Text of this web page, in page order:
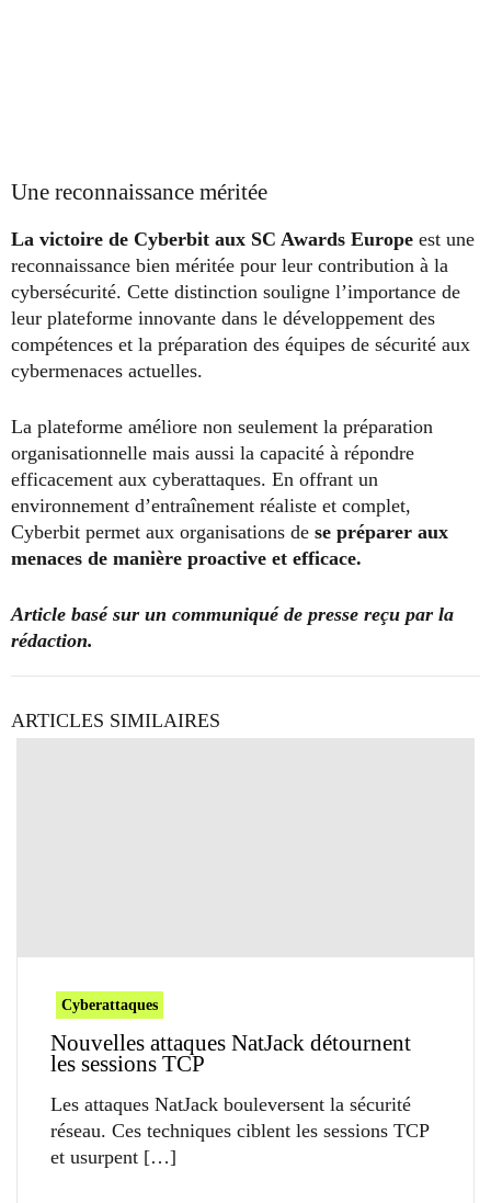
Une reconnaissance méritée
La victoire de Cyberbit aux SC Awards Europe est une
reconnaissance bien méritée pour leur contribution à la
cybersécurité. Cette distinction souligne l’importance de
leur plateforme innovante dans le développement des
compétences et la préparation des équipes de sécurité aux
cybermenaces actuelles.
La plateforme améliore non seulement la préparation
organisationnelle mais aussi la capacité à répondre
efficacement aux cyberattaques. En offrant un
environnement d’entraînement réaliste et complet,
Cyberbit permet aux organisations de se préparer aux
menaces de manière proactive et efficace.
Article basé sur un communiqué de presse reçu par la
rédaction.
ARTICLES SIMILAIRES
Cyberattaques
Nouvelles attaques NatJack détournent
les sessions TCP
Les attaques NatJack bouleversent la sécurité
réseau. Ces techniques ciblent les sessions TCP
et usurpent